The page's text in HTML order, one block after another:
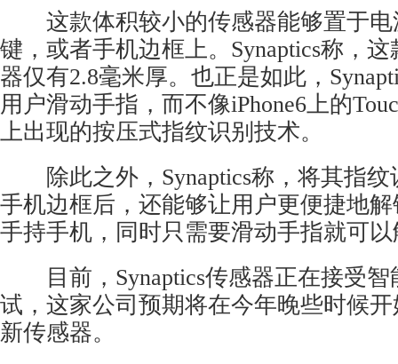
这款体积较小的传感器能够置于电
键，或者手机边框上。Synaptics称，
器仅有2.8毫米厚。也正是如此，
用户滑动手指，而不像iPhone6上的
上出现的按压式指纹识别技术。
除此之外，Synaptics称，将其指纹
手机边框后，还能够让用户更便捷地
手持手机，同时只需要滑动手指就可
目前，Synaptics传感器正在接受智
试，这家公司预期将在今年晚些时候
新传感器。